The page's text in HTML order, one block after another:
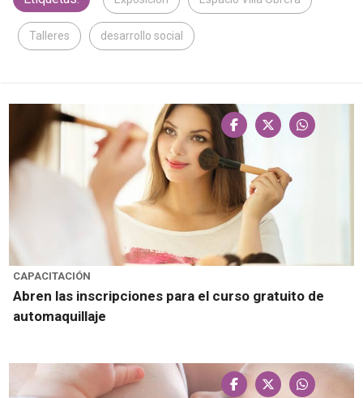
Talleres desarrollo social
CAPACITACIÓN
Abren las inscripciones para el curso gratuito de
automaquillaje